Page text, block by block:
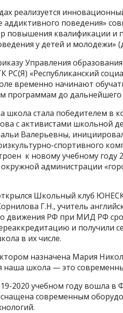
реализуется
аддиктивного поведения»
квалификации и
у детей и молодежи»
Управления
РС(Я) «Республиканский
временно начинают
программам до дальнейшего
школа стала победителем
с активистами школьной
Валерьевны,
спортивного
к новому учебному году
окружной администрации
Школьный клуб
Г.Н., учитель
движения РФ при МИД РФ
и получили
в их числе.
назначена Мария
наша школа — это
2020 учебном году вошла в
современным